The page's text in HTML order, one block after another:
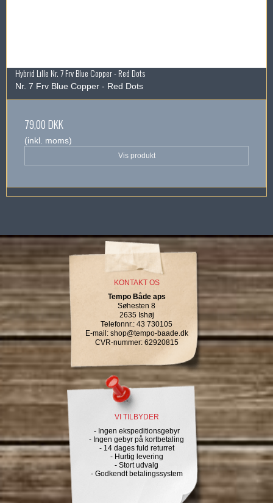
Hybrid Lille Nr. 7 Frv Blue Copper - Red Dots
Nr. 7 Frv Blue Copper - Red Dots
79,00 DKK
(inkl. moms)
Vis produkt
KONTAKT OS
Tempo Både aps
Søhesten 8
2635 Ishøj
Telefonnr.: 43 730105
E-mail : shop@tempo-baade.dk
CVR-nummer:62920815
VI TILBYDER
- Ingen ekspeditionsgebyr
- Ingen gebyr på kortbetaling
- 14 dages fuld returret
- Hurtig levering
- Stort udvalg
- Godkendt betalingssystem